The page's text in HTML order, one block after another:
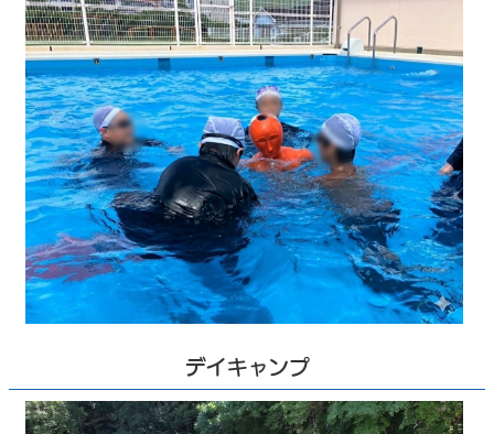
デイキャンプ